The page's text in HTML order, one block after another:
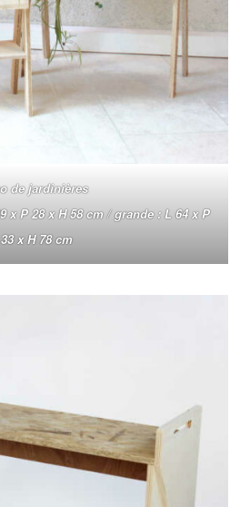
de jardinières
x P 28 x H 58 cm / grande : L 64 x P
33 x H 78 cm